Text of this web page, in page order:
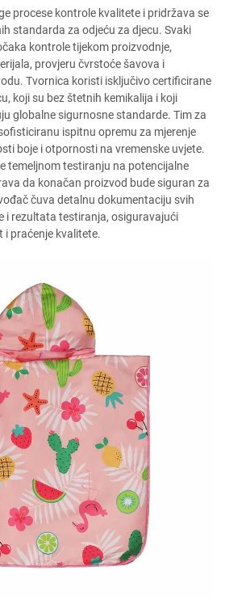
procese kontrole kvalitete i pridržava se
standarda za odjeću za djecu. Svaki
kontrole tijekom proizvodnje,
provjeru čvrstoće šavova i
Tvornica koristi isključivo certificirane
koji su bez štetnih kemikalija i koji
globalne sigurnosne standarde. Tim za
ispitnu opremu za mjerenje
boje i otpornosti na vremenske uvjete.
temeljnom testiranju na potencijalne
da konačan proizvod bude siguran za
čuva detalnu dokumentaciju svih
i rezultata testiranja, osiguravajući
praćenje kvalitete.